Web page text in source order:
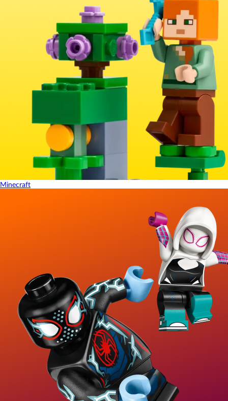
Minecraft